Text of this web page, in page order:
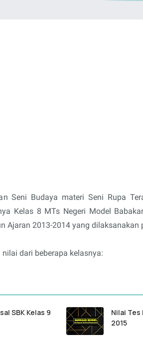
Seni Budaya materi Seni Rupa
Kelas 8 MTs Negeri Model
Ajaran 2013-2014 yang
dari beberapa kelasnya:
SBK Kelas 9
Nilai Tes
2015